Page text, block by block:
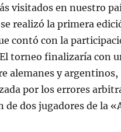
visitados en nuestro
realizó la primera
contó con la
torneo finalizaría con
alemanes y argentinos,
por los errores
de dos jugadores de la